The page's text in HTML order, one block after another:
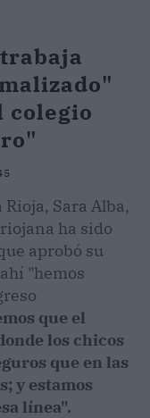
colegio
Sara Alba,
ha sido
aprobó su
"hemos
que el
los chicos
que en las
y estamos
línea".